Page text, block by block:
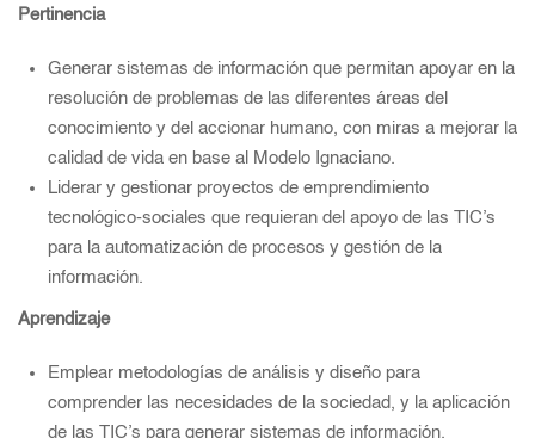
Pertinencia
Generar sistemas de información que permitan apoyar en la
resolución de problemas de las diferentes áreas del
conocimiento y del accionar humano, con miras a mejorar la
calidad de vida en base al Modelo Ignaciano.
Liderar y gestionar proyectos de emprendimiento
tecnológico-sociales que requieran del apoyo de las TIC’s
para la automatización de procesos y gestión de la
información.
Aprendizaje
Emplear metodologías de análisis y diseño para
comprender las necesidades de la sociedad, y la aplicación
de las TIC’s para generar sistemas de información.